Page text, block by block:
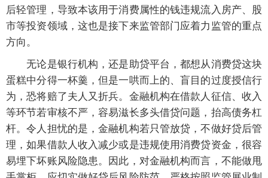
后轻管理，导致本该用于消费属性的钱违规流入房产、股
市等投资领域，这也是接下来监管部门应着力监管的重点
方向。
无论是银行机构，还是助贷平台，都想从消费贷这块
蛋糕中分得一杯羹，但是一哄而上的、盲目的过度授信行
为，恐将赔了夫人又折兵。金融机构在借款人征信、收入
等环节若审核不严，容易滋长多头借贷问题，抬高债务杠
杆。令人担忧的是，金融机构若只管放贷，不做好贷后管
理，如果借款人收入减少或是违规使用消费贷资金，很容
易埋下坏账风险隐患。因此，对金融机构而言，不能做甩